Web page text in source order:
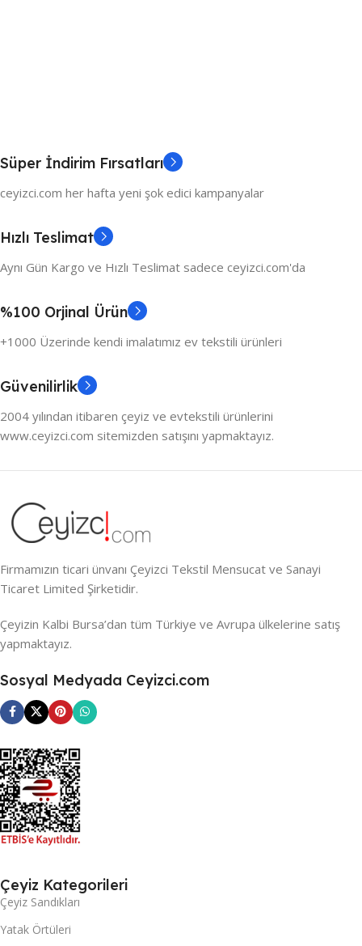
Süper İndirim Fırsatları
ceyizci.com her hafta yeni şok edici kampanyalar
Hızlı Teslimat
Aynı Gün Kargo ve Hızlı Teslimat sadece ceyizci.com'da
%100 Orjinal Ürün
+1000 Üzerinde kendi imalatımız ev tekstili ürünleri
Güvenilirlik
2004 yılından itibaren çeyiz ve evtekstili ürünlerini
www.ceyizci.com sitemizden satışını yapmaktayız.
Firmamızın ticari ünvanı Çeyizci Tekstil Mensucat ve Sanayi
Ticaret Limited Şirketidir.
Çeyizin Kalbi Bursa’dan tüm Türkiye ve Avrupa ülkelerine satış
yapmaktayız.
Sosyal Medyada Ceyizci.com
Çeyiz Kategorileri
Çeyiz Sandıkları
Yatak Örtüleri